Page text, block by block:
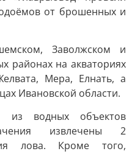
от брошенных и
Заволжском и
районах на акваториях
Мера, Елнать, а
Ивановской области.
из водных объектов
извлечены 2
лова. Кроме того,